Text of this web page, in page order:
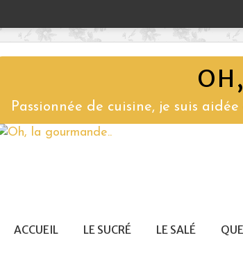
Passionnée de cuisine, je suis
ACCUEIL LE SUCRÉ LE SALÉ